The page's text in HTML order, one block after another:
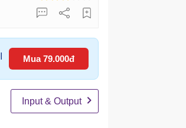
Mua 79.000đ
Input & Output